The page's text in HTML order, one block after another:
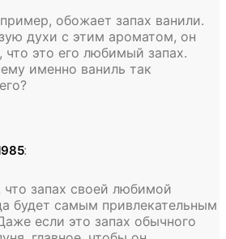
обожает запах ванили.
духи с этим ароматом, он
что это его любимый запах.
именно ваниль так
:
запах своей любимой
будет самым привлекательным
если это запах обычного